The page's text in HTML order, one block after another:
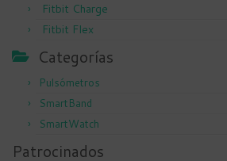
Fitbit Charge
Fitbit Flex
Categorías
Pulsómetros
SmartBand
SmartWatch
Patrocinados